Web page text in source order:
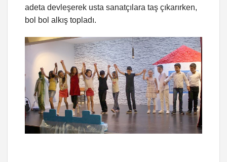
adeta devleşerek usta sanatçılara taş çıkarırken,
bol bol alkış topladı.